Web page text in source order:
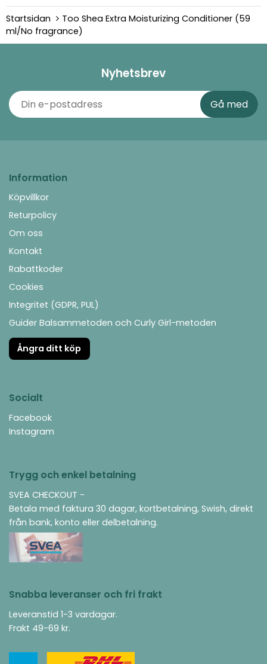
Startsidan
Too Shea Extra Moisturizing Conditioner (59
ml/No fragrance)
Nyhetsbrev
Information
Köpvillkor
Returpolicy
Om oss
Kontakt
Rabattkoder
Cookies
Integritet (GDPR, PUL)
Guider Balsammetoden och Curly Girl-metoden
Ångra ditt köp
Socialt
Facebook
Instagram
Trygg och enkel betalning
SVEA CHECKOUT -
Betala med faktura 30 dagar, kortbetalning, Swish, direkt
från bank, konto eller delbetalning.
Snabba leveranser och fri frakt
Leveranstid 1-3 vardagar.
Frakt 49-69 kr.